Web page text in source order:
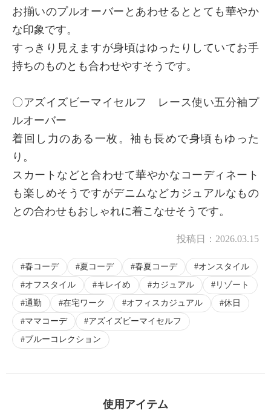
お揃いのプルオーバーとあわせるととても華やか
な印象です。
すっきり見えますが身頃はゆったりしていてお手
持ちのものとも合わせやすそうです。
〇アズイズビーマイセルフ レース使い五分袖プ
ルオーバー
着回し力のある一枚。袖も長めで身頃もゆった
り。
スカートなどと合わせて華やかなコーディネート
も楽しめそうですがデニムなどカジュアルなもの
との合わせもおしゃれに着こなせそうです。
投稿日： 2026.03.15
春コーデ 夏コーデ 春夏コーデ
オンスタイル
オフスタイル
キレイめ カジュアル
リゾート
通勤
在宅ワーク オフィスカジュアル
休日
ママコーデ
アズイズビーマイセルフ
ブルーコレクション
使用アイテム